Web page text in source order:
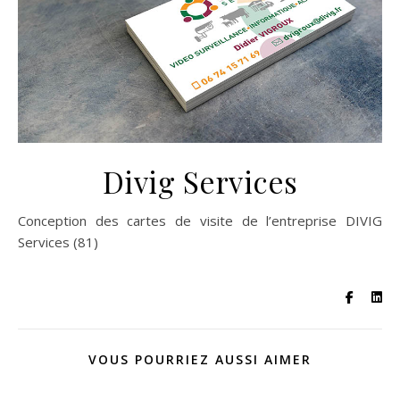
Divig Services
Conception des cartes de visite de l’entreprise DIVIG
Services (81)
VOUS POURRIEZ AUSSI AIMER